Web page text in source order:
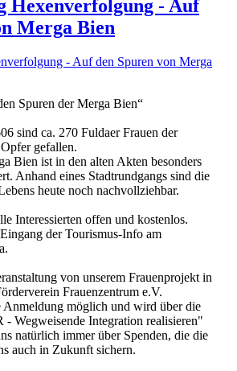
Hexenverfolgung - Auf
Merga Bien
Spuren der Merga Bien“
sind ca. 270 Fuldaer Frauen der
gefallen.
Bien ist in den alten Akten besonders
Anhand eines Stadtrundgangs sind die
heute noch nachvollziehbar.
Interessierten offen und kostenlos.
der Tourismus-Info am
von unserem Frauenprojekt in
Frauenzentrum e.V.
Anmeldung möglich und wird über die
Wegweisende Integration realisieren"
natürlich immer über Spenden, die die
auch in Zukunft sichern.